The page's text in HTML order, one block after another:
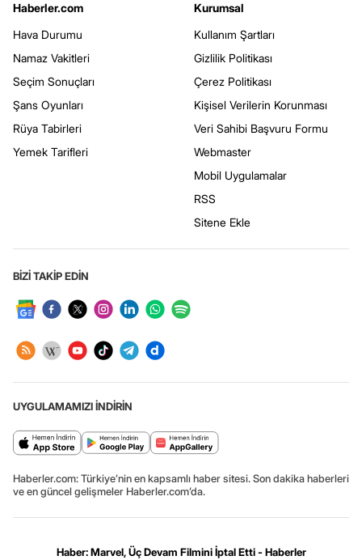
Haberler.com
Hava Durumu
Namaz Vakitleri
Seçim Sonuçları
Şans Oyunları
Rüya Tabirleri
Yemek Tarifleri
Kurumsal
Kullanım Şartları
Gizlilik Politikası
Çerez Politikası
Kişisel Verilerin Korunması
Veri Sahibi Başvuru Formu
Webmaster
Mobil Uygulamalar
RSS
Sitene Ekle
BİZİ TAKİP EDİN
UYGULAMAMIZI İNDİRİN
Haberler.com: Türkiye’nin en kapsamlı haber sitesi. Son dakika haberleri
ve en güncel gelişmeler Haberler.com’da.
Haber: Marvel, Üç Devam Filmini İptal Etti - Haberler